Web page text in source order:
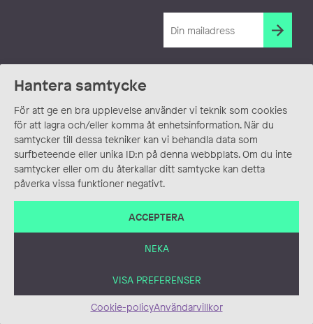
Hantera samtycke
För att ge en bra upplevelse använder vi teknik som cookies
för att lagra och/eller komma åt enhetsinformation. När du
samtycker till dessa tekniker kan vi behandla data som
surfbeteende eller unika ID:n på denna webbplats. Om du inte
samtycker eller om du återkallar ditt samtycke kan detta
påverka vissa funktioner negativt.
ACCEPTERA
NEKA
VISA PREFERENSER
Cookie-policyAnvändarvillkor
ANVÄNDARVILLKOR